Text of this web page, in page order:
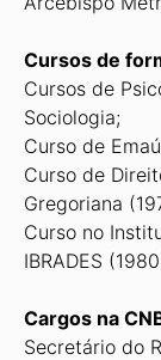
Cursos de
Cursos de
Sociologia;
Curso de
Curso de
Gregoriana
Curso no
IBRADES
Cargos na
Secretário do